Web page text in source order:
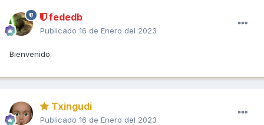
fededb
Publicado 16 de Enero del 2023
Bienvenido.
Txingudi
Publicado 16 de Enero del 2023